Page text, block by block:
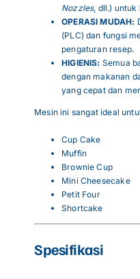
Nozzles, dll.) untuk
OPERASI MUDAH:
(PLC) dan fungsi
pengaturan resep.
HIGIENIS: Semua
dengan makanan
yang cepat dan
Mesin ini sangat ideal
Cup Cake
Muffin
Brownie Cup
Mini Cheesecake
Petit Four
Shortcake
Spesifikasi